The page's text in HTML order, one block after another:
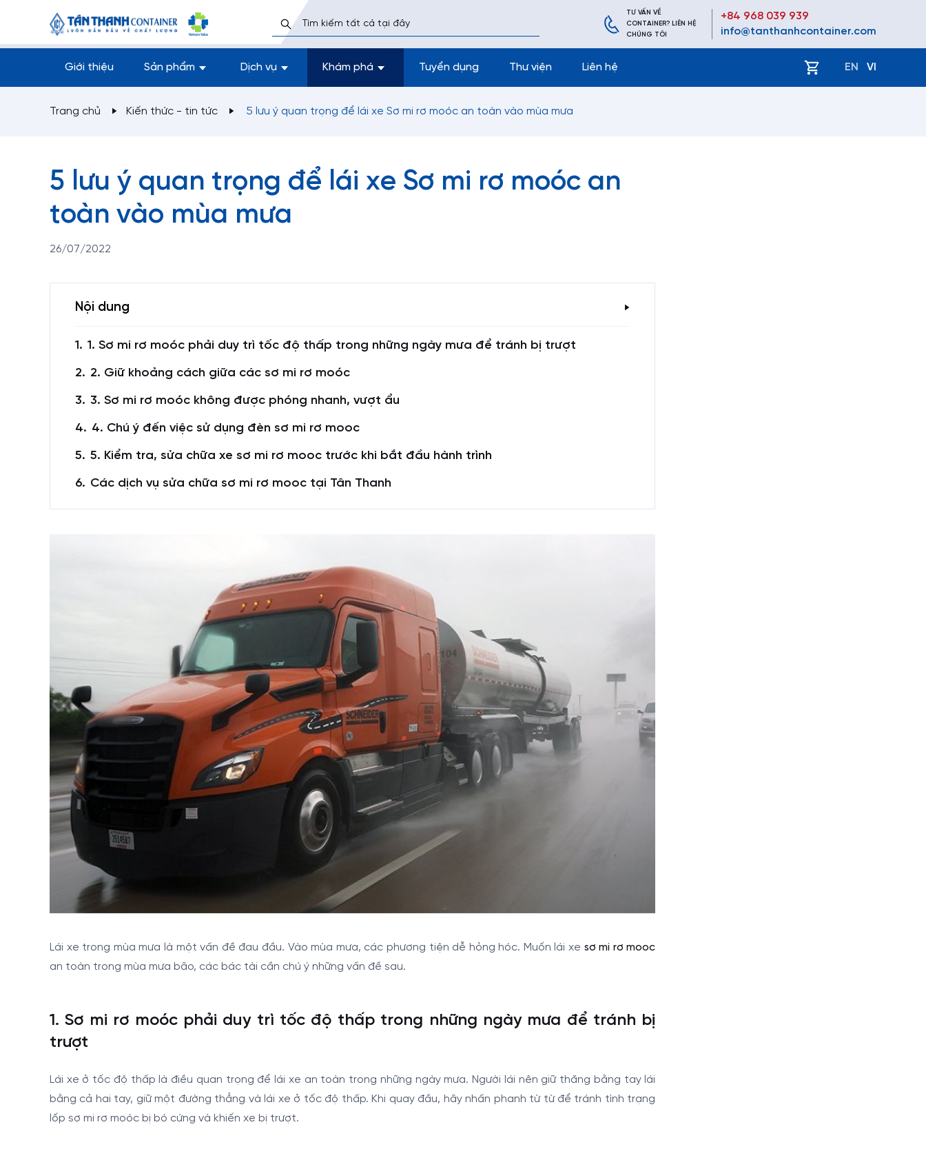
TƯ VẤN VỀ
CONTAINER? LIÊN HỆ
CHÚNG TÔI
+84 968 039 939
info@tanthanhcontainer.com
Giới thiệu Sản phẩm Dịch vụ Khám phá Tuyển dụng Thư viện Liên hệ EN VI
Trang chủ Kiến thức - tin tức 5 lưu ý quan trọng để lái xe Sơ mi rơ moóc an toàn vào mùa mưa
5 lưu ý quan trọng để lái xe Sơ mi rơ moóc an
toàn vào mùa mưa
26/07/2022
Nội dung
1. Sơ mi rơ moóc phải duy trì tốc độ thấp trong những ngày mưa để tránh bị trượt
2. Giữ khoảng cách giữa các sơ mi rơ moóc
3. Sơ mi rơ moóc không được phóng nhanh, vượt ẩu
4. Chú ý đến việc sử dụng đèn sơ mi rơ mooc
5. Kiểm tra, sửa chữa xe sơ mi rơ mooc trước khi bắt đầu hành trình
Các dịch vụ sửa chữa sơ mi rơ mooc tại Tân Thanh
Lái xe trong mùa mưa là một vấn đề đau đầu. Vào mùa mưa, các phương tiện dễ hỏng hóc. Muốn lái xe sơ mi rơ mooc
an toàn trong mùa mưa bão, các bác tài cần chú ý những vấn đề sau.
1. Sơ mi rơ moóc phải duy trì tốc độ thấp trong những ngày mưa để tránh bị
trượt
Lái xe ở tốc độ thấp là điều quan trọng để lái xe an toàn trong những ngày mưa. Người lái nên giữ thăng bằng tay lái
bằng cả hai tay, giữ một đường thẳng và lái xe ở tốc độ thấp. Khi quay đầu, hãy nhấn phanh từ từ để tránh tình trạng
lốp sơ mi rơ moóc bị bó cứng và khiến xe bị trượt.